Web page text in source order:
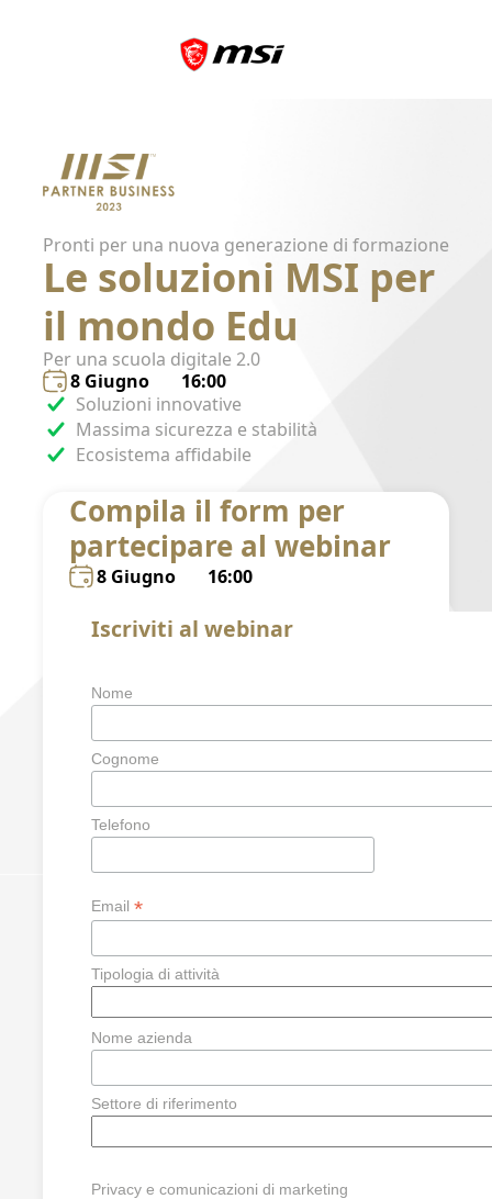
Pronti per una nuova generazione di formazione
Le soluzioni MSI per
il mondo Edu
Per una scuola digitale 2.0
8 Giugno
16:00
Soluzioni innovative
Massima sicurezza e stabilità
Ecosistema affidabile
Compila il form per
partecipare al webinar
8 Giugno 16:00
Iscriviti al webinar
Nome
Cognome
Telefono
Email *
Tipologia di attività
Nome azienda
Settore di riferimento
Privacy e comunicazioni di marketing